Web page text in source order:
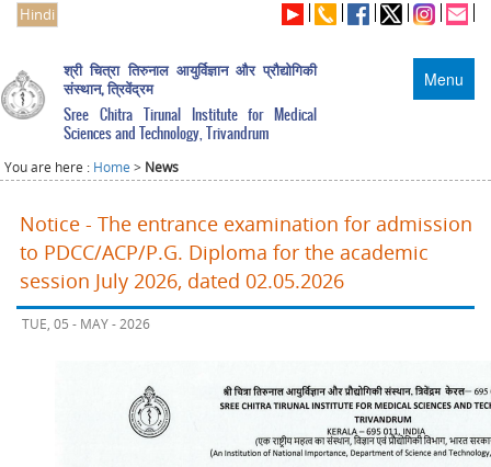
Hindi
Menu
श्री चित्रा तिरुनाल आयुर्विज्ञान और प्रौद्योगिकी
संस्थान, त्रिवेंद्रम
Sree Chitra Tirunal Institute for Medical
Sciences and Technology, Trivandrum
You are here : Home > News
Notice - The entrance examination for admission
to PDCC/ACP/P.G. Diploma for the academic
session July 2026, dated 02.05.2026
TUE, 05 - MAY - 2026